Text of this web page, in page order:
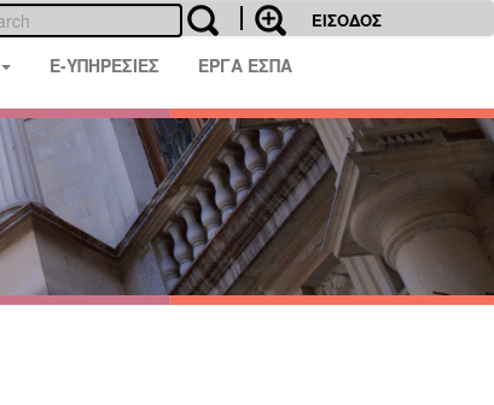
ΕΙΣΟΔΟΣ
E-ΥΠΗΡΕΣΙΕΣ ΕΡΓΑ ΕΣΠΑ